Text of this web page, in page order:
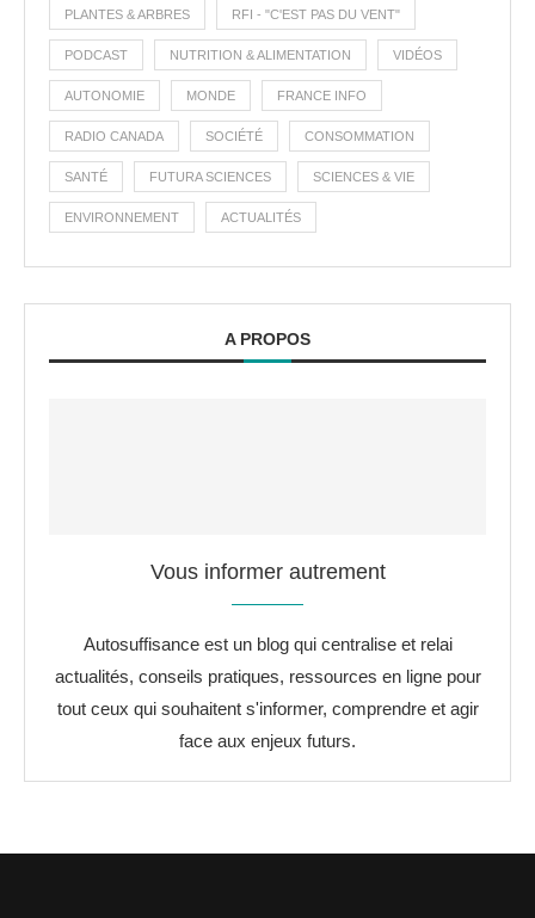
PLANTES & ARBRES RFI - "C'EST PAS DU VENT"
PODCAST NUTRITION & ALIMENTATION VIDÉOS
AUTONOMIE MONDE FRANCE INFO
RADIO CANADA SOCIÉTÉ CONSOMMATION
SANTÉ FUTURA SCIENCES SCIENCES & VIE
ENVIRONNEMENT ACTUALITÉS
A PROPOS
Vous informer autrement
Autosuffisance est un blog qui centralise et relai
actualités, conseils pratiques, ressources en ligne pour
tout ceux qui souhaitent s'informer, comprendre et agir
face aux enjeux futurs.